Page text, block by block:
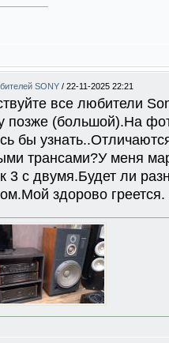
SONY / 22-11-2025 22:21
все любители
позже (большой).На
бы
трансами?У меня
3 с двумя.Будет ли
здорово греется.